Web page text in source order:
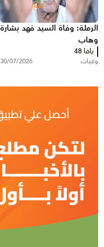
الرملة: وفاة السيد فهد بشارة
وهاب
يافا 48
وفيات 30/07/2026